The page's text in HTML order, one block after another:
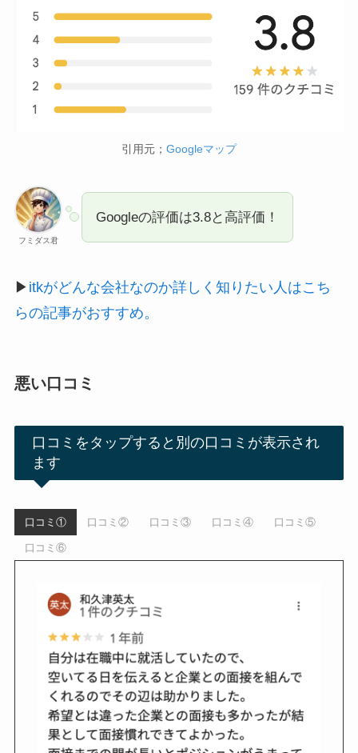
引用元； Googleマップ
フミダス君
Googleの評価は3.8と高評価！
▶︎ itkがどんな会社なのか詳しく知りたい人はこち
らの記事がおすすめ。
悪い口コミ
口コミをタップすると別の口コミが表示され
ます
口コミ① 口コミ② 口コミ③ 口コミ④ 口コミ⑤
口コミ⑥